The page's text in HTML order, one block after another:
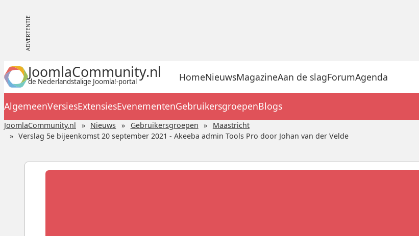
JoomlaCommunity.nl
de Nederlandstalige Joomla!-portal HomeNieuwsMagazineAan de slagForumAgenda
AlgemeenVersiesExtensiesEvenementenGebruikersgroepenBlogs
JoomlaCommunity.nl Nieuws Gebruikersgroepen
Maastricht
Verslag 5e bijeenkomst 20 september 2021 - Akeeba admin Tools Pro door Johan van der Velde